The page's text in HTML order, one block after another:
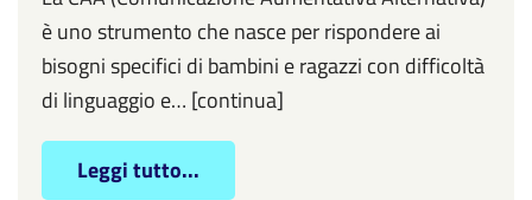
è uno strumento che nasce per rispondere ai
bisogni specifici di bambini e ragazzi con difficoltà
di linguaggio e… [continua]
Leggi tutto...